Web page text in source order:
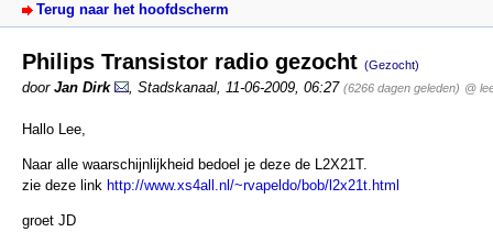
Terug naar het hoofdscherm
Philips Transistor radio gezocht (Gezocht)
door Jan Dirk Stadskanaal 11-06-2009, 06:27 (6266 dagen geleden) @
Hallo Lee,
Naar alle waarschijnlijkheid bedoel je deze de L2X21T.
zie deze link http://www.xs4all.nl/~rvapeldo/bob/l2x21t.html
groet JD